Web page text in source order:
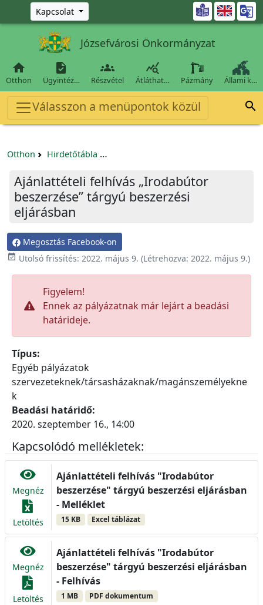
Ugrás a fő tartalomra
Kapcsolat 
Józsefvárosi Önkormányzat

Otthon

Ügyintéz…

Részvétel

Átláthat… Pázmány Állami k…
Válasszon a menüpontok közül 
Otthon Hirdetőtábla
Ajánlattételi felhívás „Irodabútor
beszerzése” tárgyú beszerzési
eljárásban
Megosztás Facebook-on
 Utolsó frissítés: 2022. május 9. (Létrehozva: 2022. május 9.)
Figyelem!
Ennek az pályázatnak már lejárt a beadási
határideje.
Típus:
Egyéb pályázatok
szervezeteknek/társasházaknak/magánszemélyekne
k
Beadási határidő:
2020. szeptember 16., 14:00
Kapcsolódó mellékletek:
Megnéz
Letöltés
Ajánlattételi felhívás "Irodabútor
beszerzése" tárgyú beszerzési eljárásban
- Melléklet
15 KB Excel táblázat
Megnéz
Letöltés
Ajánlattételi felhívás "Irodabútor
beszerzése" tárgyú beszerzési eljárásban
- Felhívás
1 MB PDF dokumentum